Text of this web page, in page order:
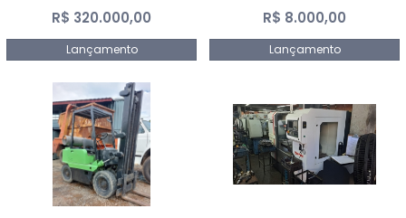
R$ 320.000,00
Lançamento
R$ 8.000,00
Lançamento